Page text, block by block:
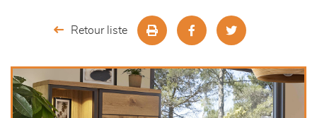
décoration
Retour liste